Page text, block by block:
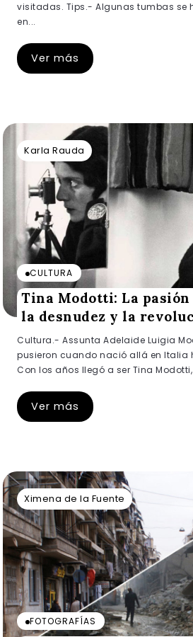
visitadas. Tips.- Algunas tumbas se
en...
Ver más
Karla Rauda
CULTURA
Tina Modotti: La
la desnudez y la
Cultura.- Assunta Adelaide Luigia
pusieron cuando nació allá en Italia
Con los años llegó a ser Tina
Ver más
Ximena de la Fuente
FOTOGRAFÍAS